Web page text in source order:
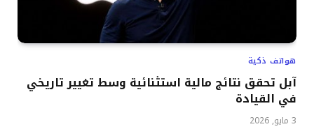
هواتف ذكية
آبل تحقق نتائج مالية استثنائية وسط تغيير تاريخي
في القيادة
3 مايو, 2026